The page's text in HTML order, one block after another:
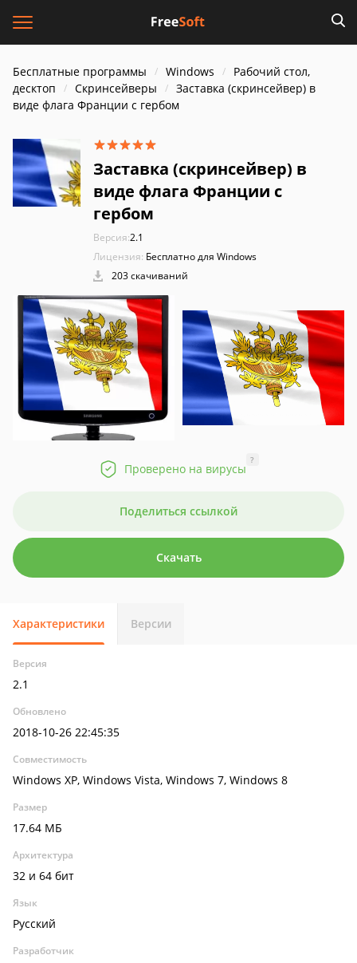
Бесплатные программы Windows
Рабочий стол,
десктоп
Скринсейверы
Заставка (скринсейвер) в
виде флага Франции с гербом
Заставка (скринсейвер) в
виде флага Франции с
гербом
Версия:2.1
Лицензия: Бесплатно для Windows
203 скачиваний
Проверено на вирусы
?
Поделиться ссылкой
Скачать
Характеристики Версии
Версия
2.1
Обновлено
2018-10-26 22:45:35
Совместимость
Windows XP, Windows Vista, Windows 7, Windows 8
Размер
17.64 МБ
Архитектура
32 и 64 бит
Язык
Русский
Разработчик